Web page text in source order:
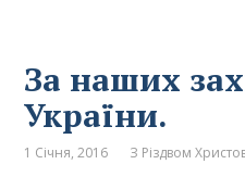
За наших
України.
1 Січня, 2016 З Різдвом